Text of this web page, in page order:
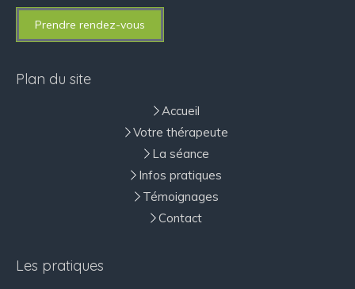
Prendre rendez-vous
Plan du site
Accueil
Votre thérapeute
La séance
Infos pratiques
Témoignages
Contact
Les pratiques